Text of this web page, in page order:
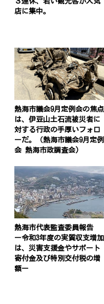
店に集中。
熱海市議会9月定例会の焦点
は、伊豆山土石流被災者に
対する行政の手厚いフォロ
ーだ。（熱海市議会9月定例
会 熱海市政調査会)
熱海市代表監査委員報告
ー令和3年度の実質収支増加
は、災害支援金やサポート
寄付金及び特別交付税の増
額ー